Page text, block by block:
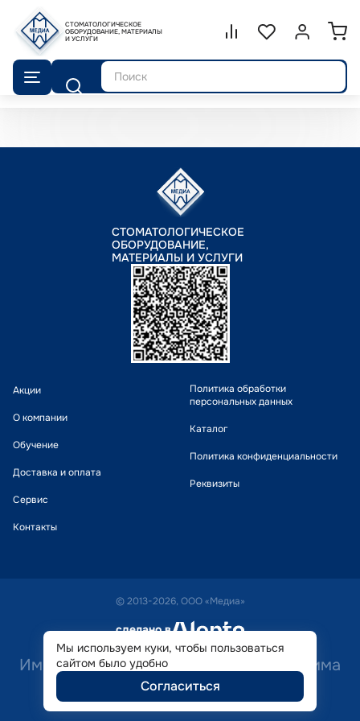
СТОМАТОЛОГИЧЕСКОЕ
ОБОРУДОВАНИЕ, МАТЕРИАЛЫ
И УСЛУГИ
Сравнение.
СписокВойти или
Поиск
СТОМАТОЛОГИЧЕСКОЕ
ОБОРУДОВАНИЕ,
МАТЕРИАЛЫ И УСЛУГИ
Акции
О компании
Обучение
Доставка и оплата
Сервис
Контакты
Политика обработки
персональных данных
Каталог
Политика конфиденциальности
Реквизиты
© 2013-2026, ООО «Медиа»
сделано в alente
Имеются противопоказания. Необходима
консультация специалиста.
Мы используем куки, чтобы пользоваться
сайтом было удобно
Согласиться